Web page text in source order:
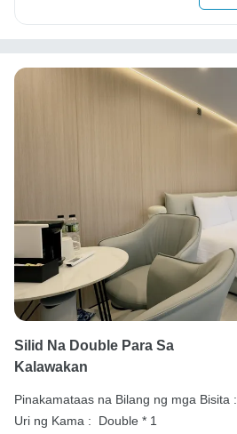
Silid Na Double Para Sa
Kalawakan
Pinakamataas na Bilang ng mga Bisita :
Uri ng Kama :
Double * 1